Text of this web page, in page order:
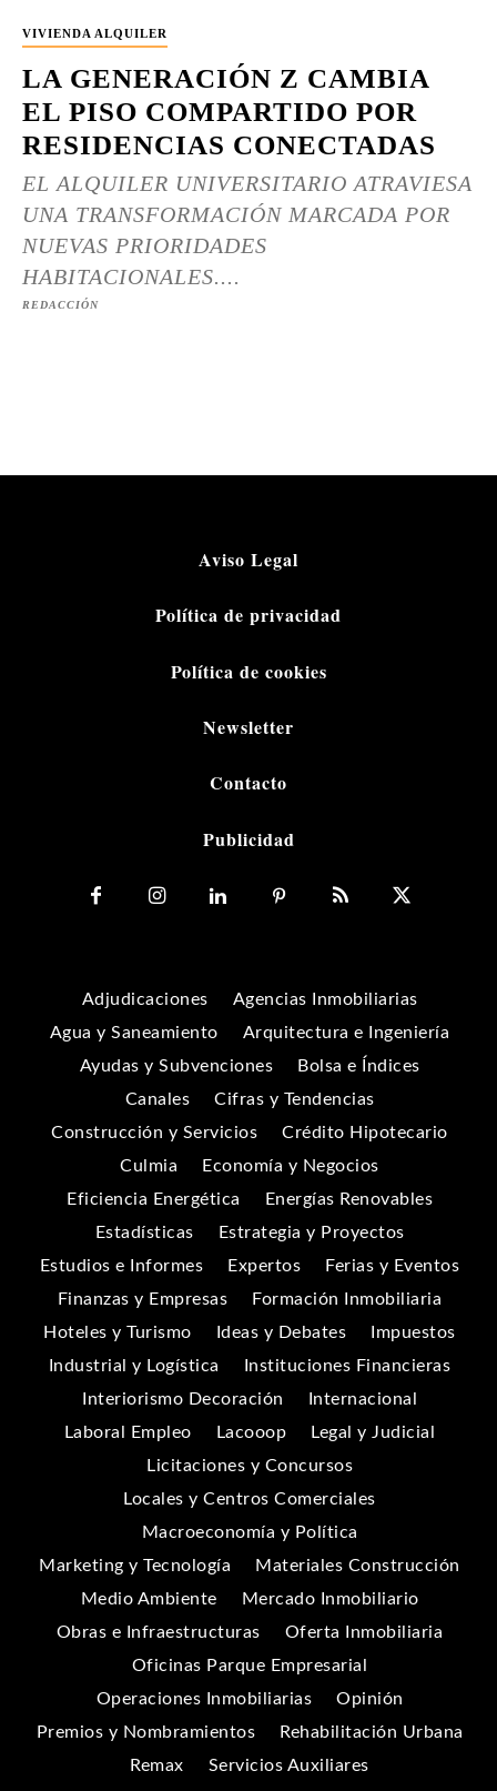
VIVIENDA ALQUILER
LA GENERACIÓN Z CAMBIA
EL PISO COMPARTIDO POR
RESIDENCIAS CONECTADAS
EL ALQUILER UNIVERSITARIO ATRAVIESA
UNA TRANSFORMACIÓN MARCADA POR
NUEVAS PRIORIDADES
HABITACIONALES....
REDACCIÓN
Aviso Legal
Política de privacidad
Política de cookies
Newsletter
Contacto
Publicidad
Adjudicaciones
Agencias Inmobiliarias
Agua y Saneamiento
Arquitectura e Ingeniería
Ayudas y Subvenciones
Bolsa e Índices
Canales
Cifras y Tendencias
Construcción y Servicios
Crédito Hipotecario
Culmia
Economía y Negocios
Eficiencia Energética
Energías Renovables
Estadísticas
Estrategia y Proyectos
Estudios e Informes
Expertos
Ferias y Eventos
Finanzas y Empresas
Formación Inmobiliaria
Hoteles y Turismo
Ideas y Debates
Impuestos
Industrial y Logística
Instituciones Financieras
Interiorismo Decoración
Internacional
Laboral Empleo
Lacooop
Legal y Judicial
Licitaciones y Concursos
Locales y Centros Comerciales
Macroeconomía y Política
Marketing y Tecnología
Materiales Construcción
Medio Ambiente
Mercado Inmobiliario
Obras e Infraestructuras
Oferta Inmobiliaria
Oficinas Parque Empresarial
Operaciones Inmobiliarias
Opinión
Premios y Nombramientos
Rehabilitación Urbana
Remax
Servicios Auxiliares